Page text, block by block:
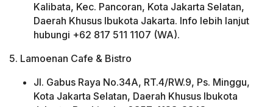
Kalibata, Kec. Pancoran, Kota Jakarta Selatan,
Daerah Khusus Ibukota Jakarta. Info lebih lanjut
hubungi +62 817 511 1107 (WA).
5. Lamoenan Cafe & Bistro
Jl. Gabus Raya No.34A, RT.4/RW.9, Ps. Minggu,
Kota Jakarta Selatan, Daerah Khusus Ibukota